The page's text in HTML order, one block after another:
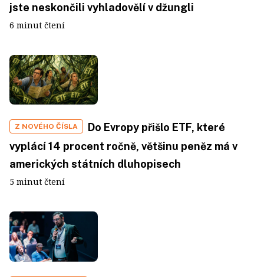
jste neskončili vyhladovělí v džungli
6 minut čtení
Z NOVÉHO ČÍSLA
Do Evropy přišlo ETF, které
vyplácí 14 procent ročně, většinu peněz má v
amerických státních dluhopisech
5 minut čtení